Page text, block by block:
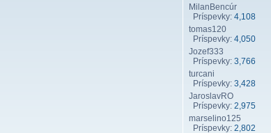
MilanBencúr
Príspevky: 4,108
tomas120
Príspevky: 4,050
Jozef333
Príspevky: 3,766
turcani
Príspevky: 3,428
JaroslavRO
Príspevky: 2,975
marselino125
Príspevky: 2,802